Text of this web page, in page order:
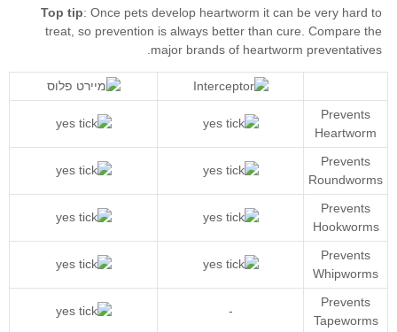
Top tip
Compare the
major brands of heartworm preventatives
Prevents
Heartworm
Prevents
Roundworms
Prevents
Hookworms
Prevents
Whipworms
Prevents
Tapeworms
-